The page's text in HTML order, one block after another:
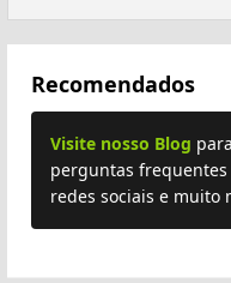
Recomendados
Visite nosso Blog
perguntas frequentes
redes sociais e muito